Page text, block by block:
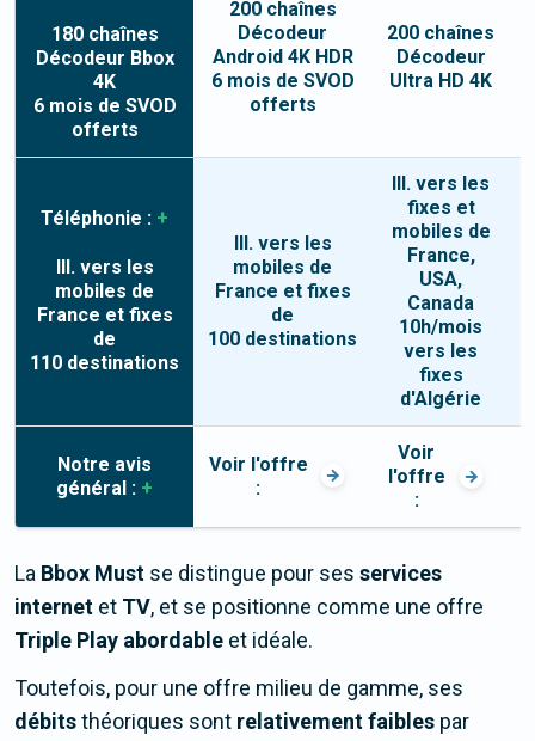
180chaînes
Décodeur Bbox
4K
6 mois de SVOD
offerts
200chaînes
Décodeur
Android 4K HDR
6 mois de SVOD
offerts
200 chaînes
Décodeur
Ultra HD 4K
Téléphonie : +
Ill. vers les
mobiles de
France et fixes
de
110 destinations
Ill. vers les
mobiles de
France et fixes
de
100 destinations
Ill. vers les
fixes et
mobiles de
France,
USA,
Canada
10h/mois
vers les
fixes
d'Algérie
Notre avis
général : +
Voir l'offre
:
Voir
l'offre
:
La Bbox Must se distingue pour ses services
internet et TV, et se positionne comme une offre
Triple Play abordable et idéale.
Toutefois, pour une offre milieu de gamme, ses
débitsthéoriques sont relativement faibles par